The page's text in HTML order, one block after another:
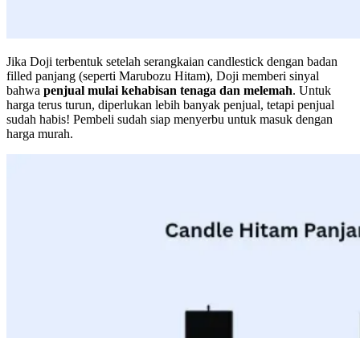
Jika Doji terbentuk setelah serangkaian candlestick dengan badan
filled panjang (seperti Marubozu Hitam), Doji memberi sinyal
bahwa penjual mulai kehabisan tenaga dan melemah. Untuk
harga terus turun, diperlukan lebih banyak penjual, tetapi penjual
sudah habis! Pembeli sudah siap menyerbu untuk masuk dengan
harga murah.